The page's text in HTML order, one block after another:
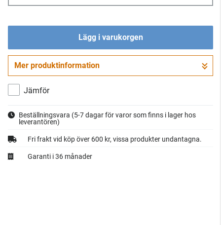
Lägg i varukorgen
Gå till kassan
Mer produktinformation
Jämför
Beställningsvara (5-7 dagar för varor som finns i lager hos
leverantören)
Fri frakt vid köp över 600 kr, vissa produkter undantagna.
Garanti i 36 månader